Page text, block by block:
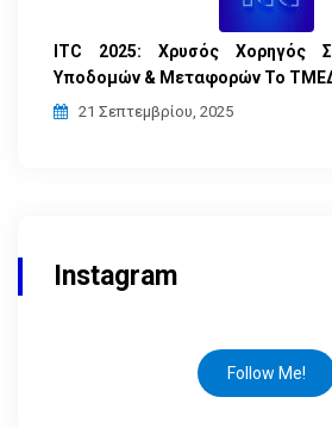
ITC 2025: Χρυσός Χορηγός
Υποδομών & Μεταφορών Το
21 Σεπτεμβρίου, 2025
Instagram
Follow Me!